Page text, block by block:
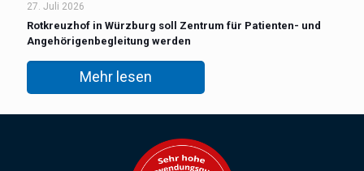
27. Juli 2026
Rotkreuzhof in Würzburg soll Zentrum für Patienten- und
Angehörigenbegleitung werden
Mehr lesen